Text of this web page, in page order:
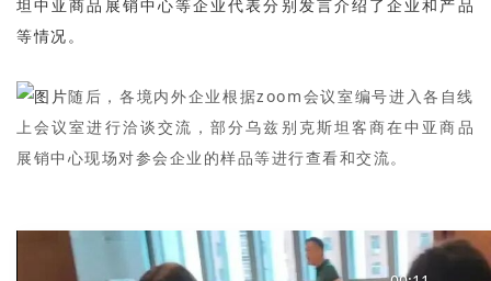
坦中亚商品展销中心等企业代表分别发言介绍了企业和产品
等情况。
随后，各境内外企业根据zoom会议室编号进入各自线
上会议室进行洽谈交流，部分乌兹别克斯坦客商在中亚商品
展销中心现场对参会企业的样品等进行查看和交流。